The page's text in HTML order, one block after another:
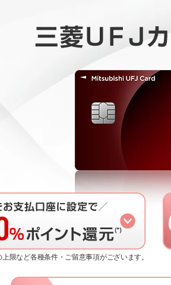
限など各種条件・ご留意事項がございます。